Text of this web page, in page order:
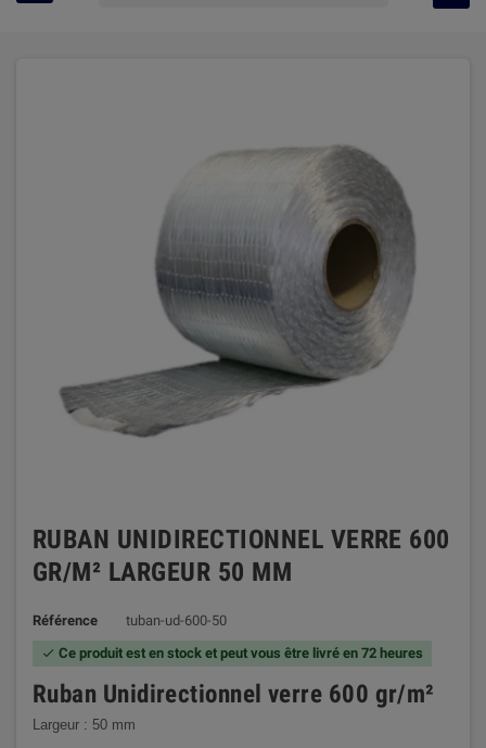
RUBAN UNIDIRECTIONNEL VERRE 600
GR/M² LARGEUR 50 MM
Référence tuban-ud-600-50
 Ce produit est en stock et peut vous être livré en 72 heures
Ruban Unidirectionnel verre 600 gr/m²
Largeur : 50 mm